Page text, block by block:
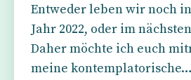
Entweder leben wir noch
Jahr 2022, oder im
Daher möchte ich euch
meine kontemplatorische…